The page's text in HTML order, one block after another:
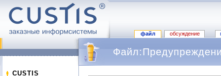
файл обсуждение
CUSTIS